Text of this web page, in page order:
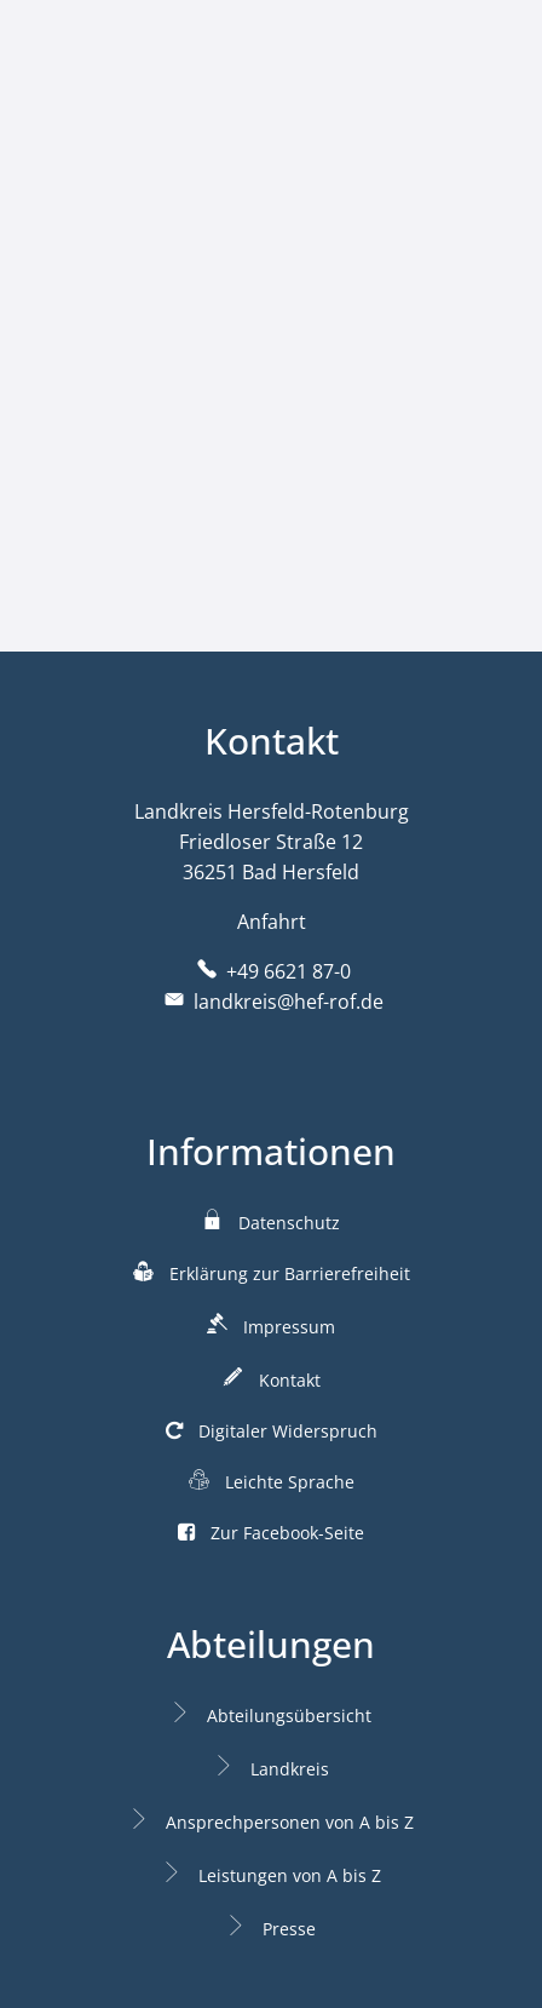
Kontakt
Landkreis Hersfeld-Rotenburg
Friedloser Straße 12
36251 Bad Hersfeld
Anfahrt
+49 6621 87-0
landkreis@hef-rof.de
Informationen
Datenschutz
Erklärung zur Barrierefreiheit
Impressum
Kontakt
Digitaler Widerspruch
Leichte Sprache
Zur Facebook-Seite
Abteilungen
Abteilungsübersicht
Landkreis
Ansprechpersonen von A bis Z
Leistungen von A bis Z
Presse